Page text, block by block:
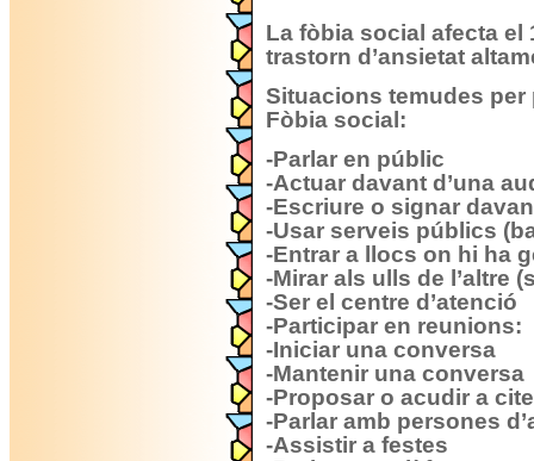
La fòbia social afecta el
trastorn d’ansietat
Situacions temudes
Fòbia social:
-Parlar en públic
-Actuar davant d’una
-Escriure o signar
-Usar serveis públics
-Entrar a llocs on hi ha
-Mirar als ulls de l’altre
-Ser el centre d’atenció
-Participar en reunions:
-Iniciar una conversa
-Mantenir una conversa
-Proposar o acudir a
-Parlar amb persones
-Assistir a festes